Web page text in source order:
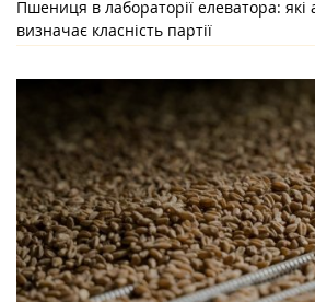
Пшениця в лабораторії елеватора: які
визначає класність партії